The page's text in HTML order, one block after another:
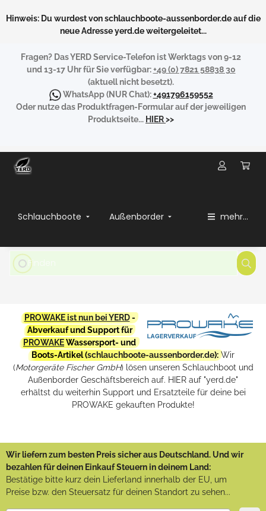
Hinweis: Du wurdest von schlauchboote-aussenborder.de auf die
neue Adresse yerd.de weitergeleitet...
Fragen? Das YERD Service-Telefon ist Werktags von 9-12
und 13-17 Uhr für Sie verfügbar:+49 (0) 7821 58838 30
(aktuell nicht besetzt).
WhatsApp(NUR Chat):+491796159552
Oder nutze das Produktfragen-Formular auf der jeweiligen
Produktseite... HIER>>
Schlauchboote Außenborder mehr...
PROWAKE ist nun bei YERD-
Abverkauf und Support für
PROWAKEWassersport- und
Boots-Artikel (schlauchboote-aussenborder.de): Wir
(Motorgeräte Fischer GmbH) lösen unseren Schlauchboot und
Außenborder Geschäftsbereich auf. HIER auf "yerd.de"
erhältst du weiterhin Support und Ersatzteile für deine bei
PROWAKE gekauften Produkte!
Wir liefern zum besten Preis sicher aus Deutschland. Und wir
bezahlen für deinen Einkauf Steuern in deinem Land:
Bestätige bitte kurz dein Lieferland innerhalb der EU, um
Preise bzw. den Steuersatz für deinen Standort zu sehen...